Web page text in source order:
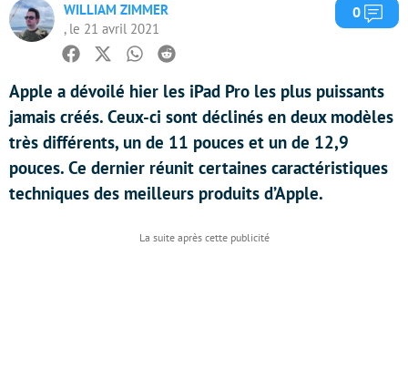
WILLIAM ZIMMER
, le 21 avril 2021
0
Facebook
TwitterWhatsapp
Reddit
Apple a dévoilé hier les iPad Pro les plus puissants
jamais créés. Ceux-ci sont déclinés en deux modèles
très différents, un de 11 pouces et un de 12,9
pouces. Ce dernier réunit certaines caractéristiques
techniques des meilleurs produits d’Apple.